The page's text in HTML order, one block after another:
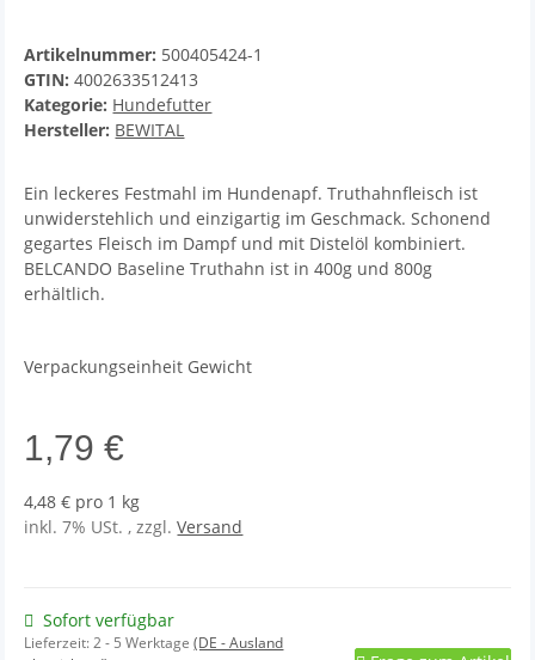
Artikelnummer: 500405424-1
GTIN: 4002633512413
Kategorie: Hundefutter
Hersteller: BEWITAL
Ein leckeres Festmahl im Hundenapf. Truthahnfleisch ist
unwiderstehlich und einzigartig im Geschmack. Schonend
gegartes Fleisch im Dampf und mit Distelöl kombiniert.
BELCANDO Baseline Truthahn ist in 400g und 800g
erhältlich.
Verpackungseinheit Gewicht
1,79 €
4,48 € pro 1 kg
inkl. 7% USt. , zzgl.Versand
Sofort verfügbar
Lieferzeit:2 - 5 Werktage(DE - Ausland